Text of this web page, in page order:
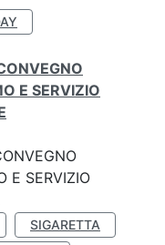
E SERVIZIO
E SERVIZIO
SIGARETTA